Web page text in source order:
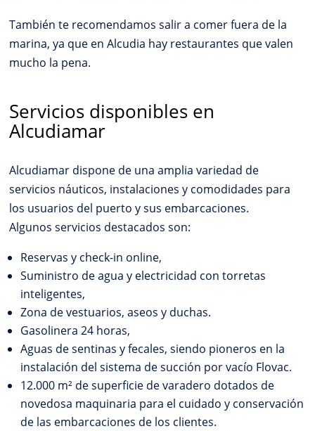
También te recomendamos salir a comer fuera de la
marina, ya que en Alcudia hay restaurantes que valen
mucho la pena.
Servicios disponibles en
Alcudiamar
Alcudiamar dispone de una amplia variedad de
servicios náuticos, instalaciones y comodidades para
los usuarios del puerto y sus embarcaciones.
Algunos servicios destacados son:
Reservas y check-in online,
Suministro de agua y electricidad con torretas
inteligentes,
Zona de vestuarios, aseos y duchas.
Gasolinera 24 horas,
Aguas de sentinas y fecales, siendo pioneros en la
instalación del sistema de succión por vacío Flovac.
12.000 m² de superficie de varadero dotados de
novedosa maquinaria para el cuidado y conservación
de las embarcaciones de los clientes.